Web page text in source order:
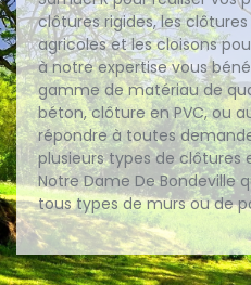
clôtures rigides, les
agricoles et les cloisons
à notre expertise vous
gamme de matériau de
béton, clôture en PVC, ou
répondre à toutes
plusieurs types de clôtures
Notre Dame De Bondeville
tous types de murs ou de